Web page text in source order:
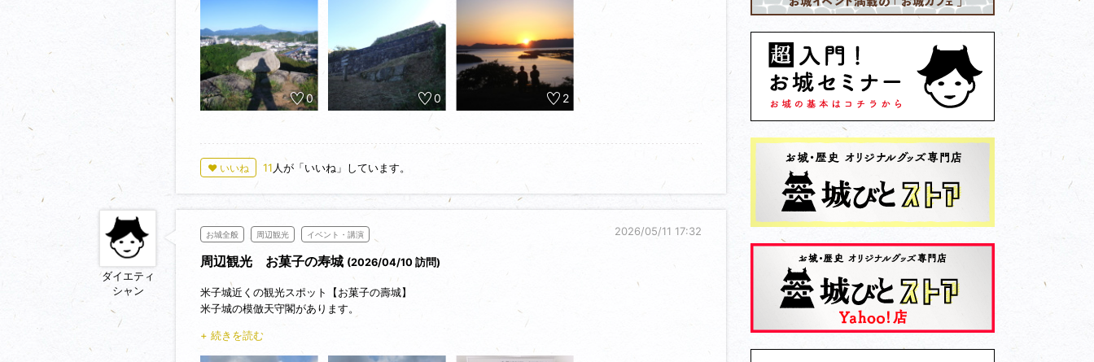
0 0 2
♥ いいね 11人が「いいね」しています。
ダイエティ
シャン
2026/05/11 17:32
お城全般 周辺観光 イベント・講演
周辺観光 お菓子の寿城 (2026/04/10 訪問)
米子城近くの観光スポット【お菓子の壽城】
米子城の模倣天守閣があります。
5月後半、米子城跡では、【オレンジロード観測会】実施予定だそうで。詳細は米子城公式HPにて。
+ 続きを読む